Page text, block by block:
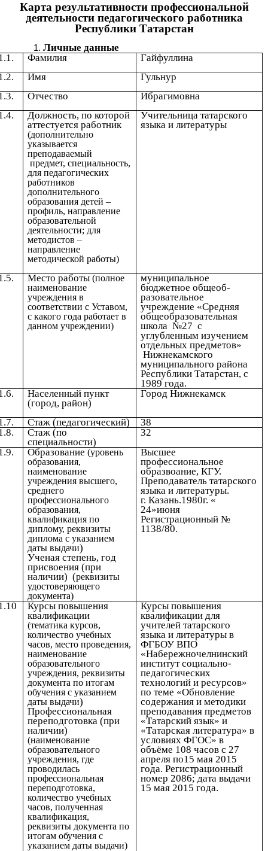
Карта результативности профессиональной
деятельности педагогического работника
Республики Татарстан
Личные данные
Фамилия
Гайфуллина
Имя
Гульнур
Отчество
Ибрагимовна
Должность, по которой
аттестуется работник
(дополнительно
указывается
преподаваемый
предмет, специальность,
для педагогических
работников
дополнительного
образования детей –
профиль, направление
образовательной
деятельности; для
методистов –
направление
методической работы)
Учительница татарского
языка и литературы
Место работы(полное
наименование
учреждения в
соответствии с Уставом,
с какого года работает в
данном учреждении)
муниципальное
бюджетное общеоб-
разовательное
учреждение «Средняя
общеобразовательная
школа №27 с
углубленным изучением
отдельных предметов»
Нижнекамского
муниципального района
Республики Татарстан, с
1989 года.
Населенный пункт
(город, район)
Город Нижнекамск
Стаж (педагогический)
38
Стаж (по
специальности)
32
Образование(уровень
образования,
наименование
учреждения высшего,
среднего
профессионального
образования,
квалификация по
диплому, реквизиты
диплома с указанием
даты выдачи)
Ученая степень, год
присвоения (при
наличии) (реквизиты
удостоверяющего
документа)
Высшее
профессиональное
образвоание, КГУ.
Преподаватель татарского
языка и литературы.
г. Казань.1980г. «
24»июня
Регистрационный №
1138/80.
Курсы повышения
квалификации
(тематика курсов,
количество учебных
часов, место проведения,
наименование
образовательного
учреждения, реквизиты
документа по итогам
обучения с указанием
даты выдачи)
Профессиональная
переподготовка (при
наличии)
(наименование
образовательного
учреждения, где
проводилась
профессиональная
переподготовка,
количество учебных
часов, полученная
квалификация,
реквизиты документа по
итогам обучения с
указанием даты выдачи)
Курсы повышения
квалификации для
учителей татарского
языка и литературы в
ФГБОУ ВПО
«Набережночелнинский
институт социально-
педагогических
технологий и ресурсов»
по теме «Обновление
содержания и методики
преподавания предметов
«Татарский язык» и
«Татарская литература» в
условиях ФГОС» в
объёме 108 часов с 27
апреля по15 мая 2015
года. Регистрационный
номер 2086; дата выдачи
15 мая 2015 года.